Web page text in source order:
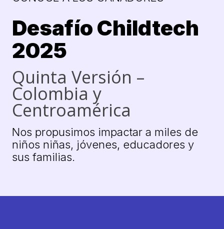
Desafío Childtech
2025
Quinta Versión –
Colombia y
Centroamérica
Nos propusimos impactar a miles de
niños niñas, jóvenes, educadores y
sus familias.